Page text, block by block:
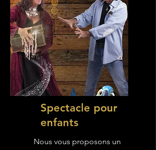
Spectacle pour
enfants
Nous vous proposons un